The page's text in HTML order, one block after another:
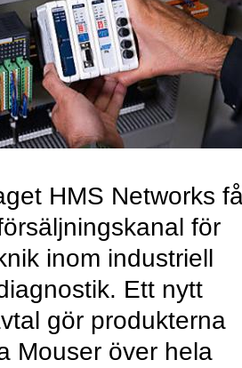
HMS Networks
för
inom industriell
Ett nytt
gör produkterna
Mouser över hela